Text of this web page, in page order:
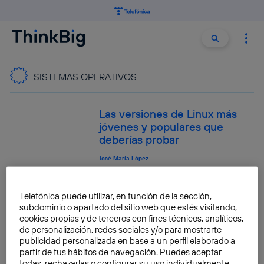
Buscar
SISTEMAS OPERATIVOS
Las versiones de Linux más
jóvenes y populares que
deberías probar
José María López
sistema operativo de Google
para el futuro
José María López
Telefónica puede utilizar, en función de la sección,
subdominio o apartado del sitio web que estés visitando,
cookies propias y de terceros con fines técnicos, analíticos,
de personalización, redes sociales y/o para mostrarte
publicidad personalizada en base a un perfil elaborado a
partir de tus hábitos de navegación. Puedes aceptar